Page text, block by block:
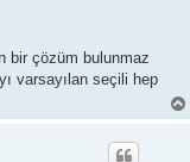
bir çözüm bulunmaz
varsayılan seçili hep